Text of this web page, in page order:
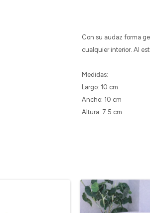
Con su audaz forma
cualquier interior. Al
Medidas:
Largo: 10 cm
Ancho: 10 cm
Altura: 7.5 cm